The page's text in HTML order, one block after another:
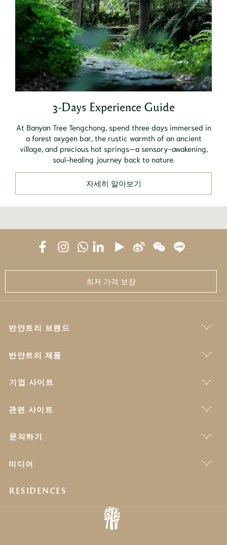
3-Days Experience Guide
At Banyan Tree Tengchong, spend three days immersed in
a forest oxygen bar, the rustic warmth of an ancient
village, and precious hot springs—a sensory-awakening,
soul-healing journey back to nature.
자세히 알아보기
최저 가격 보장
반얀트리 브랜드
반얀트리 제품
기업 사이트
관련 사이트
문의하기
미디어
RESIDENCES